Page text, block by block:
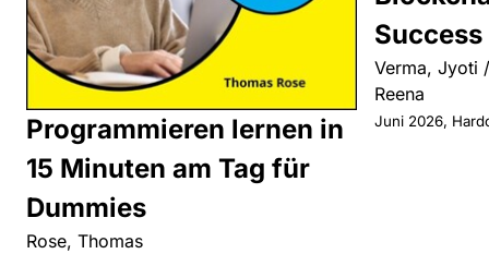
Programmieren lernen in
15 Minuten am Tag für
Dummies
Rose, Thomas
Verma, Jyoti
Reena
Juni 2026,